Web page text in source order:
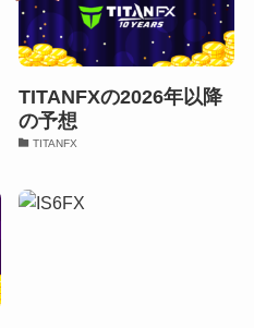
TITANFXの2026年以降
の予想
TITANFX